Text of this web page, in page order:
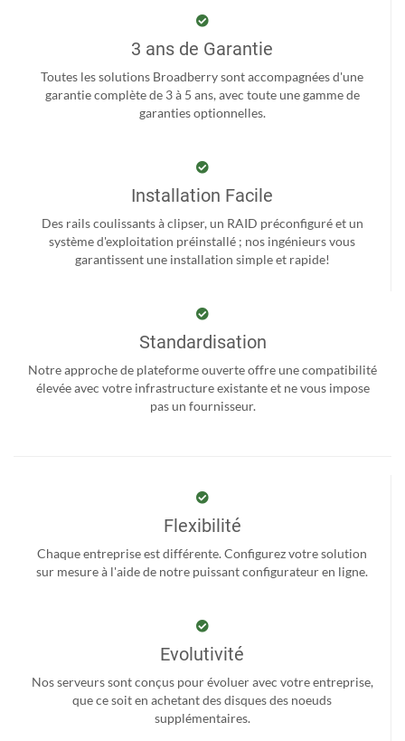
3 ans de Garantie
Toutes les solutions Broadberry sont accompagnées d'une
garantie complète de 3 à 5 ans, avec toute une gamme de
garanties optionnelles.
Installation Facile
Des rails coulissants à clipser, un RAID préconfiguré et un
système d'exploitation préinstallé ; nos ingénieurs vous
garantissent une installation simple et rapide!
Standardisation
Notre approche de plateforme ouverte offre une compatibilité
élevée avec votre infrastructure existante et ne vous impose
pas un fournisseur.
Flexibilité
Chaque entreprise est différente. Configurez votre solution
sur mesure à l'aide de notre puissant configurateur en ligne.
Evolutivité
Nos serveurs sont conçus pour évoluer avec votre entreprise,
que ce soit en achetant des disques des noeuds
supplémentaires.